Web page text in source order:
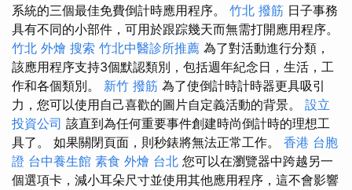
系統的三個最佳免費倒計時應用程序。 竹北 撥筋 日子事務
具有不同的小部件，可用於跟踪幾天而無需打開應用程序。
竹北 外燴 搜索 竹北中醫診所推薦 為了對活動進行分類，
該應用程序支持3個默認類別，包括週年紀念日，生活，工
作和各個類別。 新竹 撥筋 為了使倒計時計時器更具吸引
力，您可以使用自己喜歡的圖片自定義活動的背景。 設立
投資公司 該直到為任何重要事件創建時尚倒計時的理想工
具了。 如果關閉頁面，則秒錶將無法正常工作。 香港 台胞
證 台中養生館 素食 外燴 台北 您可以在瀏覽器中跨越另一
個選項卡，減小耳朵尺寸並使用其他應用程序，這不會影響